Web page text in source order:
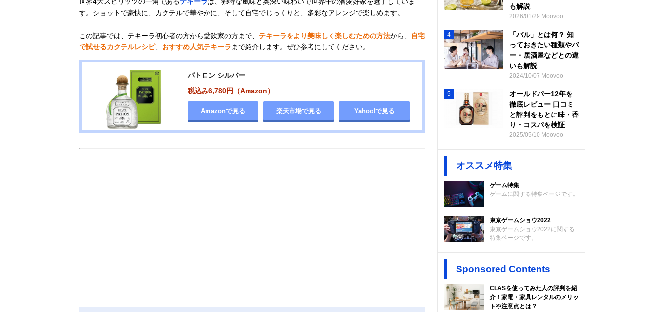
す。ショットで豪快に、カクテルで華やかに、そして自宅でじっくりと、多彩なアレンジで楽しめます。
この記事では、テキーラ初心者の方から愛飲家の方まで、 テキーラをより美味しく楽しむための方法から、
自宅
で試せるカクテルレシピ、 おすすめ人気テキーラ まで紹介します。ぜひ参考にしてください。
パトロン シルバー
税込み6,780円（Amazon）
Amazonで見る 楽天市場で見る Yahoo!で見る
も解説
2026/01/29 Moovoo
4
「バル」とは何？ 知
っておきたい種類やバ
ー・居酒屋などとの違
いも解説
2024/10/07 Moovoo
5
オールドパー12年を
徹底レビュー 口コミ
と評判をもとに味・香
り・コスパを検証
2025/05/10 Moovoo
オススメ特集
ゲーム特集
ゲームに関する特集ページです。
東京ゲームショウ2022
東京ゲームショウ2022に関する
特集ページです。
Sponsored Contents
CLASを使ってみた人の評判を紹
介！家電・家具レンタルのメリッ
トや注意点とは？